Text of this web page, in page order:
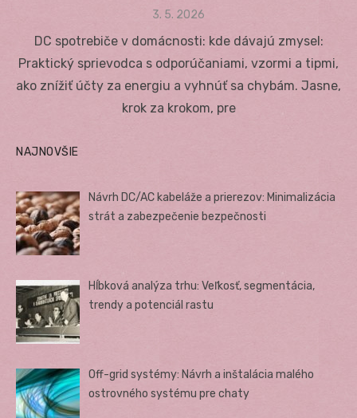
Posted
3. 5. 2026
DC spotrebiče v domácnosti: kde dávajú zmysel:
Praktický sprievodca s odporúčaniami, vzormi a tipmi,
ako znížiť účty za energiu a vyhnúť sa chybám. Jasne,
krok za krokom, pre
NAJNOVŠIE
Návrh DC/AC kabeláže a prierezov: Minimalizácia
strát a zabezpečenie bezpečnosti
Hĺbková analýza trhu: Veľkosť, segmentácia,
trendy a potenciál rastu
Off-grid systémy: Návrh a inštalácia malého
ostrovného systému pre chaty